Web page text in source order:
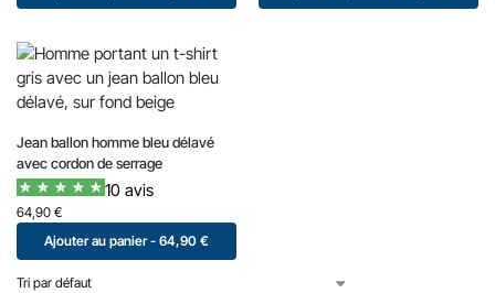
Jean ballon homme bleu délavé
avec cordon de serrage
10 avis
64,90 €
Ajouter au panier - 64,90 €